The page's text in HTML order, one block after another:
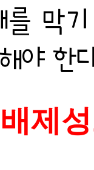
를 막
야 한
제